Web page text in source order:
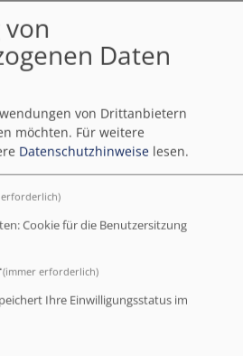
online.de
u. a.
Mistelgau
Daten
von Drittanbietern
möchten. Für weitere
Datenschutzhinweise lesen.
Cookie für die Benutzersitzung
(immer erforderlich)
Ihre Einwilligungsstatus im